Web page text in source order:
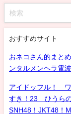
おすすめサイト
おネコさん的まと
ンタルメンヘラ電
アイドッフル！
すき！23 ひうら
SNH48！JKT48！